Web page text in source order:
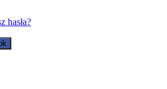
hasła?